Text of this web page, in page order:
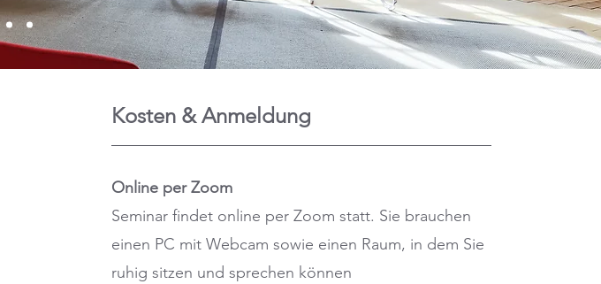
Kosten & Anmeldung
Online per Zoom
Seminar findet online per Zoom statt. Sie brauchen
einen PC mit Webcam sowie einen Raum, in dem Sie
ruhig sitzen und sprechen können